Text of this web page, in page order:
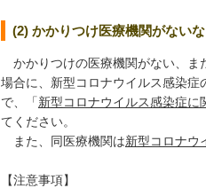
(2) かかりつけ医療機関がない
かかりつけの医療機関がない、ま
場合に、新型コロナウイルス感染
で、「新型コロナウイルス感染症
てください。
また、同医療機関は新型コロナウ
【注意事項】